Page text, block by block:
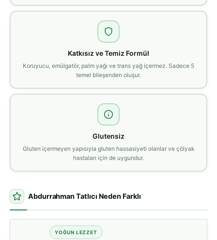
Katkısız ve Temiz Formül
Koruyucu, emülgatör, palm yağı ve trans yağ içermez. Sadece 5
temel bileşenden oluşur.
Glutensiz
Gluten içermeyen yapısıyla gluten hassasiyeti olanlar ve çölyak
hastaları için de uygundur.
Abdurrahman Tatlıcı Neden Farklı
YOĞUN LEZZET